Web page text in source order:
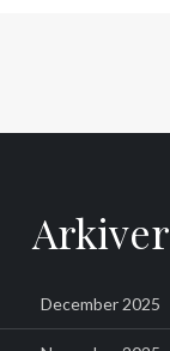
Arkiver
December 2025